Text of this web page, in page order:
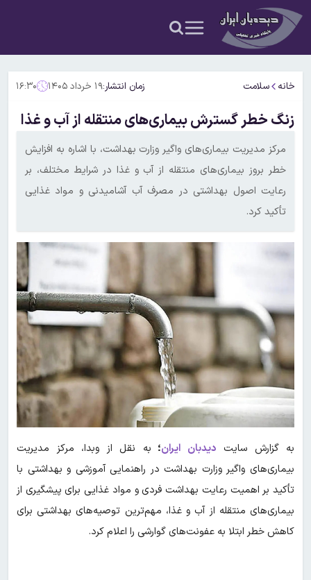
خانه سلامت زمان انتشار:۱۹ خرداد ۱۴۰۵ ۱۶:۳۰
زنگ خطر گسترش بیماری‌های منتقله از آب و غذا
مرکز مدیریت بیماری‌های واگیر وزارت بهداشت، با اشاره به افزایش
خطر بروز بیماری‌های منتقله از آب و غذا در شرایط مختلف، بر
رعایت اصول بهداشتی در مصرف آب آشامیدنی و مواد غذایی
تأکید کرد.
به گزارش سایت دیدبان ایران؛ به نقل از وبدا، مرکز مدیریت
بیماری‌های واگیر وزارت بهداشت در راهنمایی آموزشی و بهداشتی با
تأکید بر اهمیت رعایت بهداشت فردی و مواد غذایی برای پیشگیری از
بیماری‌های منتقله از آب و غذا، مهم‌ترین توصیه‌های بهداشتی برای
کاهش خطر ابتلا به عفونت‌های گوارشی را اعلام کرد.